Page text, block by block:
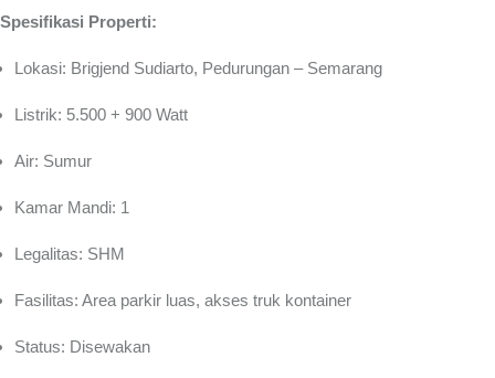
Spesifikasi Properti:
Lokasi: Brigjend Sudiarto, Pedurungan – Semarang
Listrik: 5.500 + 900 Watt
Air: Sumur
Kamar Mandi: 1
Legalitas: SHM
Fasilitas: Area parkir luas, akses truk kontainer
Status: Disewakan